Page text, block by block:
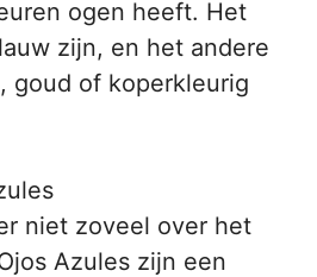
ogen heeft. Het
zijn, en het andere
goud of koperkleurig
niet zoveel over het
Azules zijn een